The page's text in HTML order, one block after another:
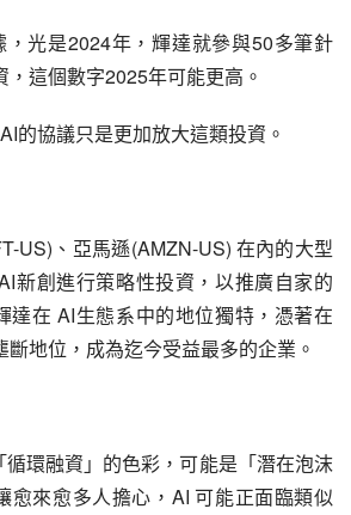
光是2024年，輝達就參與50多筆針
這個數字2025年可能更高。
的協議只是更加放大這類投資。
US)、亞馬遜(AMZN-US) 在內的大型
新創進行策略性投資，以推廣自家的
達在 AI生態系中的地位獨特，憑著在
地位，成為迄今受益最多的企業。
環融資」的色彩，可能是「潛在泡沫
愈來愈多人擔心，AI 可能正面臨類似